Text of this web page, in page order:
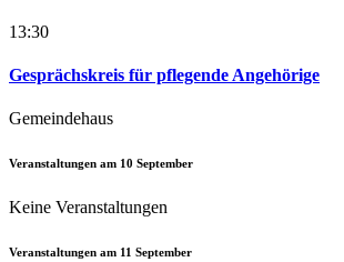
13:30
Gesprächskreis für pflegende Angehörige
Gemeindehaus
Veranstaltungen am 10 September
Keine Veranstaltungen
Veranstaltungen am 11 September